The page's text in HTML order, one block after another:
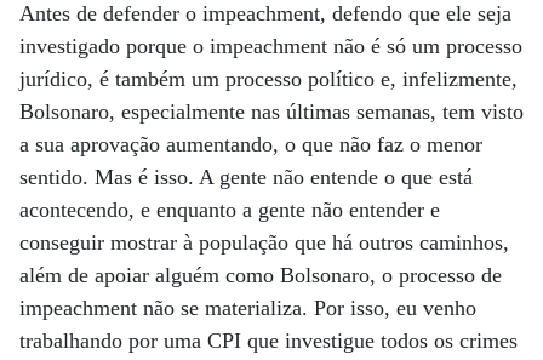
Antes de defender o impeachment, defendo que ele seja
investigado porque o impeachment não é só um processo
jurídico, é também um processo político e, infelizmente,
Bolsonaro, especialmente nas últimas semanas, tem visto
a sua aprovação aumentando, o que não faz o menor
sentido. Mas é isso. A gente não entende o que está
acontecendo, e enquanto a gente não entender e
conseguir mostrar à população que há outros caminhos,
além de apoiar alguém como Bolsonaro, o processo de
impeachment não se materializa. Por isso, eu venho
trabalhando por uma CPI que investigue todos os crimes